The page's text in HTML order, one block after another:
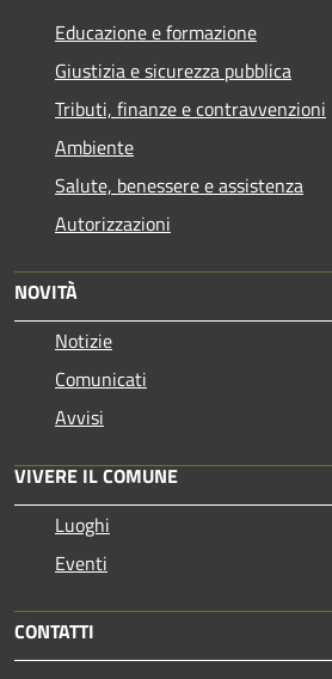
Educazione e formazione
Giustizia e sicurezza pubblica
Tributi, finanze e contravvenzioni
Ambiente
Salute, benessere e assistenza
Autorizzazioni
NOVITÀ
Notizie
Comunicati
Avvisi
VIVERE IL COMUNE
Luoghi
Eventi
CONTATTI